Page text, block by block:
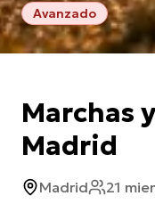
Avanzado
Marchas
Madrid
Madrid 21